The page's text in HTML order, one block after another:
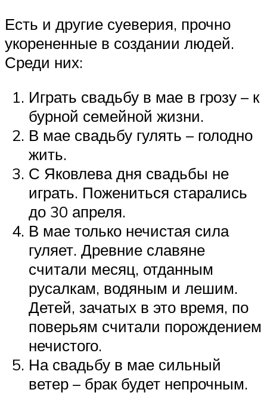
Есть и другие суеверия, прочно
укорененные в создании людей.
Среди них:
Играть свадьбу в мае в грозу – к
бурной семейной жизни.
В мае свадьбу гулять – голодно
жить.
С Яковлева дня свадьбы не
играть. Пожениться старались
до 30 апреля.
В мае только нечистая сила
гуляет. Древние славяне
считали месяц, отданным
русалкам, водяным и лешим.
Детей, зачатых в это время, по
поверьям считали порождением
нечистого.
На свадьбу в мае сильный
ветер – брак будет непрочным.